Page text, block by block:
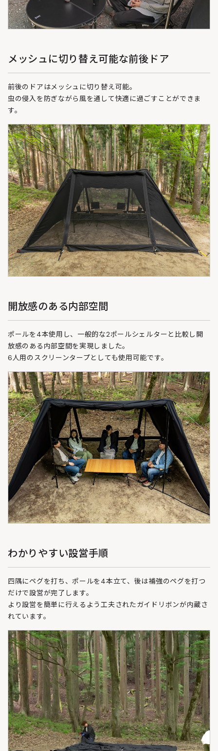
メッシュに切り替え可能な前後ドア
前後のドアはメッシュに切り替え可能。
虫の侵入を防ぎながら風を通して快適に過ごすことができま
す。
開放感のある内部空間
ポールを4本使用し、一般的な2ポールシェルターと比較し開
放感のある内部空間を実現しました。
6人用のスクリーンタープとしても使用可能です。
わかりやすい設営手順
四隅にペグを打ち、ポールを4本立て、後は補強のペグを打つ
だけで設営が完了します。
より設営を簡単に行えるよう工夫されたガイドリボンが内蔵さ
れています。